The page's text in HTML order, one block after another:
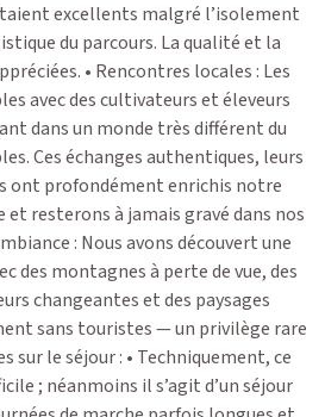
excellents malgré l’isolement
du parcours. La qualité et la
• Rencontres locales : Les
avec des cultivateurs et éleveurs
dans un monde très différent du
Ces échanges authentiques, leurs
ont profondément enrichis notre
et resterons à jamais gravé dans nos
: Nous avons découvert une
des montagnes à perte de vue, des
changeantes et des paysages
sans touristes — un privilège rare
sur le séjour : • Techniquement, ce
; néanmoins il s’agit d’un séjour